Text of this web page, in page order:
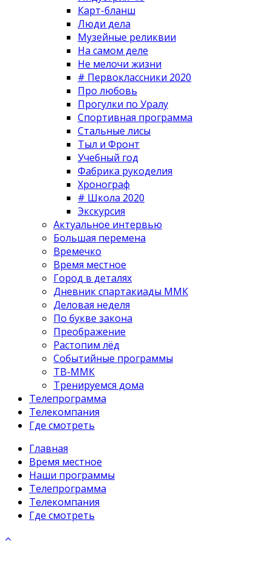
Карт-бланш
Люди дела
Музейные реликвии
На самом деле
Не мелочи жизни
# Первоклассники 2020
Про любовь
Прогулки по Уралу
Спортивная программа
Стальные лисы
Тыл и Фронт
Учебный год
Фабрика рукоделия
Хронограф
# Школа 2020
Экскурсия
Актуальное интервью
Большая перемена
Времечко
Время местное
Город в деталях
Дневник спартакиады ММК
Деловая неделя
По букве закона
Преображение
Растопим лёд
Событийные программы
ТВ-ММК
Тренируемся дома
Телепрограмма
Телекомпания
Где смотреть
Главная
Время местное
Наши программы
Телепрограмма
Телекомпания
Где смотреть